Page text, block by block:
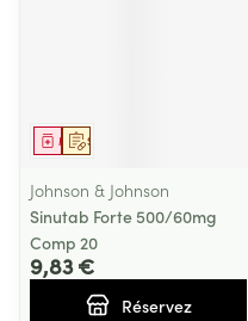
Sur prescription
Médicament
Johnson & Johnson
Sinutab Forte 500/60mg
Comp 20
9,83 €
Réservez